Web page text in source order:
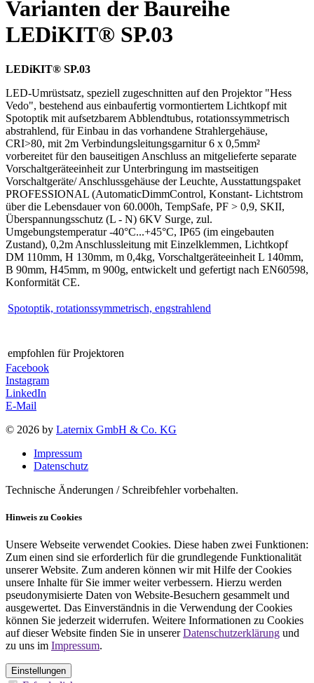
Varianten der Baureihe
LEDiKIT® SP.03
LEDiKIT® SP.03
LED-Umrüstsatz, speziell zugeschnitten auf den Projektor "Hess
Vedo", bestehend aus einbaufertig vormontiertem Lichtkopf mit
Spotoptik mit aufsetzbarem Abblendtubus, rotationssymmetrisch
abstrahlend, für Einbau in das vorhandene Strahlergehäuse,
CRI>80, mit 2m Verbindungsleitungsgarnitur 6 x 0,5mm²
vorbereitet für den bauseitigen Anschluss an mitgelieferte separate
Vorschaltgeräteeinheit zur Unterbringung im mastseitigen
Vorschaltgeräte/ Anschlussgehäuse der Leuchte, Ausstattungspaket
PROFESSIONAL (AutomaticDimmControl, Konstant- Lichtstrom
über die Lebensdauer von 60.000h, TempSafe, PF > 0,9, SKII,
Überspannungsschutz (L - N) 6KV Surge, zul.
Umgebungstemperatur -40°C...+45°C, IP65 (im eingebauten
Zustand), 0,2m Anschlussleitung mit Einzelklemmen, Lichtkopf
DM 110mm, H 130mm, m 0,4kg, Vorschaltgeräteeinheit L 140mm,
B 90mm, H45mm, m 900g, entwickelt und gefertigt nach EN60598,
Konformität CE.
Spotoptik, rotationssymmetrisch, engstrahlend
empfohlen für Projektoren
Facebook
Instagram
LinkedIn
E-Mail
© 2026 by Laternix GmbH & Co. KG
Impressum
Datenschutz
Technische Änderungen / Schreibfehler vorbehalten.
Hinweis zu Cookies
Unsere Webseite verwendet Cookies. Diese haben zwei Funktionen:
Zum einen sind sie erforderlich für die grundlegende Funktionalität
unserer Website. Zum anderen können wir mit Hilfe der Cookies
unsere Inhalte für Sie immer weiter verbessern. Hierzu werden
pseudonymisierte Daten von Website-Besuchern gesammelt und
ausgewertet. Das Einverständnis in die Verwendung der Cookies
können Sie jederzeit widerrufen. Weitere Informationen zu Cookies
auf dieser Website finden Sie in unsererDatenschutzerklärung und
zu uns im Impressum.
Einstellungen